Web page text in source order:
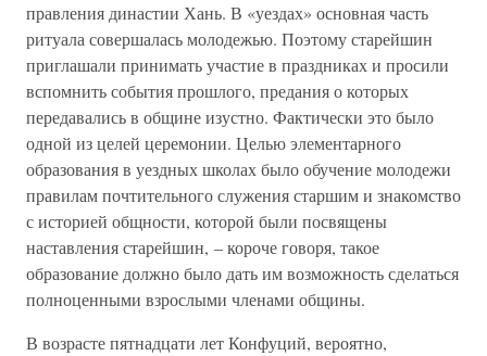
правления династии Хань. В «уездах» основная часть
ритуала совершалась молодежью. Поэтому старейшин
приглашали принимать участие в праздниках и просили
вспомнить события прошлого, предания о которых
передавались в общине изустно. Фактически это было
одной из целей церемонии. Целью элементарного
образования в уездных школах было обучение молодежи
правилам почтительного служения старшим и знакомство
с историей общности, которой были посвящены
наставления старейшин, – короче говоря, такое
образование должно было дать им возможность сделаться
полноценными взрослыми членами общины.
В возрасте пятнадцати лет Конфуций, вероятно,